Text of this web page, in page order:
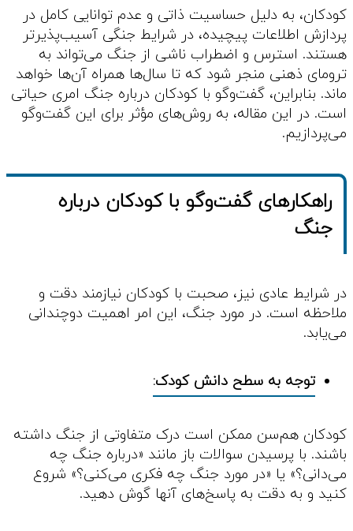
کودکان، به دلیل حساسیت ذاتی و عدم توانایی کامل در
پردازش اطلاعات پیچیده، در شرایط جنگی آسیب‌پذیرتر
هستند. استرس و اضطراب ناشی از جنگ می‌تواند به
ترومای ذهنی منجر شود که تا سال‌ها همراه آن‌ها خواهد
ماند. بنابراین، گفت‌وگو با کودکان درباره جنگ امری حیاتی
است. در این مقاله، به روش‌های مؤثر برای این گفت‌وگو
می‌پردازیم.
راهکارهای گفت‌وگو با کودکان درباره
جنگ
در شرایط عادی نیز، صحبت با کودکان نیازمند دقت و
ملاحظه است. در مورد جنگ، این امر اهمیت دوچندانی
می‌یابد.
توجه به سطح دانش کودک:
کودکان هم‌سن ممکن است درک متفاوتی از جنگ داشته
باشند. با پرسیدن سوالات باز مانند «درباره جنگ چه
می‌دانی؟» یا «در مورد جنگ چه فکری می‌کنی؟» شروع
کنید و به دقت به پاسخ‌های آنها گوش دهید.